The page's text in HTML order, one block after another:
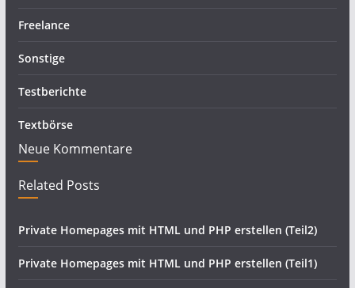
Freelance
Sonstige
Testberichte
Textbörse
Neue Kommentare
Related Posts
Private Homepages mit HTML und PHP erstellen (Teil2)
Private Homepages mit HTML und PHP erstellen (Teil1)